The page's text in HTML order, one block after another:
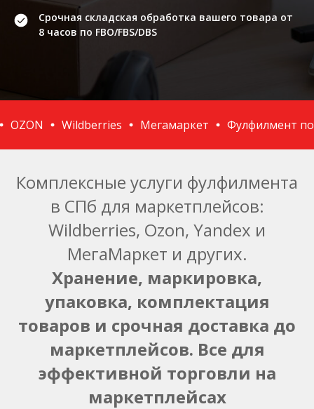
Срочная складская обработка вашего товара от
8 часов по FBO/FBS/DBS
Wildberries Мегамаркет Фулфилмент по
Комплексные услуги фулфилмента
в СПб для маркетплейсов:
Wildberries, Ozon, Yandex и
МегаМаркет и других.
Хранение, маркировка,
упаковка, комплектация
товаров и срочная доставка до
маркетплейсов. Все для
эффективной торговли на
маркетплейсах